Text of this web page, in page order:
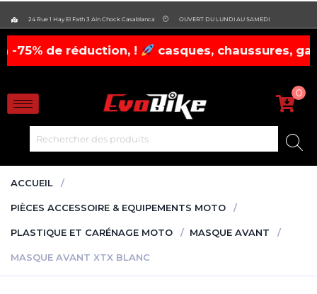
24 Rue 1 Hay El Fath 3 Ain Chock Casablanca OUVERT DU LUNDI AU SAMEDI
réduction, ! casques, chaussures, gants à
0
ACCUEIL
PIÈCES ACCESSOIRE & EQUIPEMENTS MOTO
PLASTIQUE ET CARÉNAGE MOTO MASQUE AVANT
MASQUE AVANT XTX BLANC